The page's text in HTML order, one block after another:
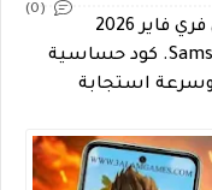
(0)
اكتشف أقوى إعدادات الهيدشوت في فري فاير 2026
لهواتف Samsung Z Flip 8, Z Flip 7, Z Flip 6. كود حساسية
استجابة